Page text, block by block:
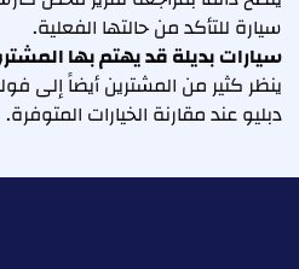
سيارة للتأكد من حالتها الفعلية.
سيارات بديلة قد يهتم بها
ينظر كثير من المشترين أيضاً إلى
دبليو عند مقارنة الخيارات المتوفرة.